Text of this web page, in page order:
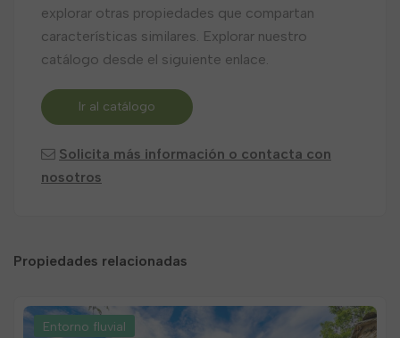
explorar otras propiedades que compartan
características similares. Explorar nuestro
catálogo desde el siguiente enlace.
Ir al catálogo
Solicita más información o contacta con
nosotros
Propiedades relacionadas
Entorno fluvial